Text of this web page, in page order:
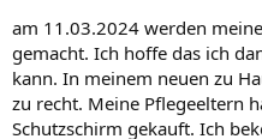
am 11.03.2024 werden
gemacht. Ich hoffe das ich
kann. In meinem neuen zu
zu recht. Meine Pflegeeltern
Schutzschirm gekauft. Ich